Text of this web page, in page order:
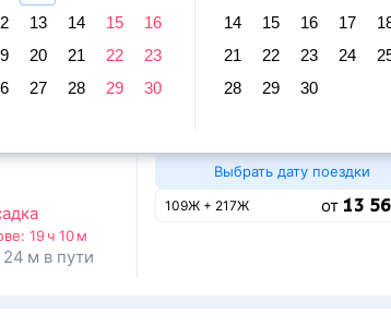
13 14 15
16
20 21 22
23
27 28 29
30
14
15 16 17
21
22 23 24
28
29 30
Апатиты-1
по местному времени. Цены за 1
19 ч 10 м
24 м в пути
Выбрать дату поездки
109Ж + 217Ж от 13